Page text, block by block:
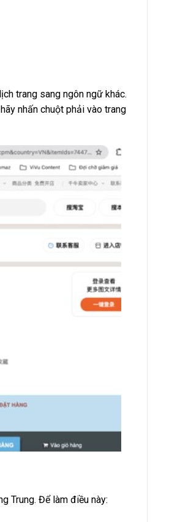
trang sang ngôn ngữ khác.
nhấn chuột phải vào trang
Trung. Để làm điều này: